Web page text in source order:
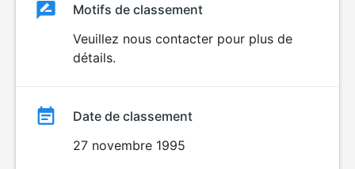
ClassementClassement
Motifs de classement
Veuillez nous contacter pour plus de
détails.
Date de classement
27 novembre 1995